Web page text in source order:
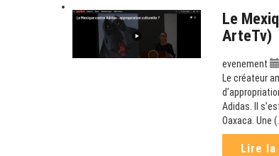
Le
ArteTv)
evenement
Le créateur
Adidas. Il
Oaxaca. Une
Lire la